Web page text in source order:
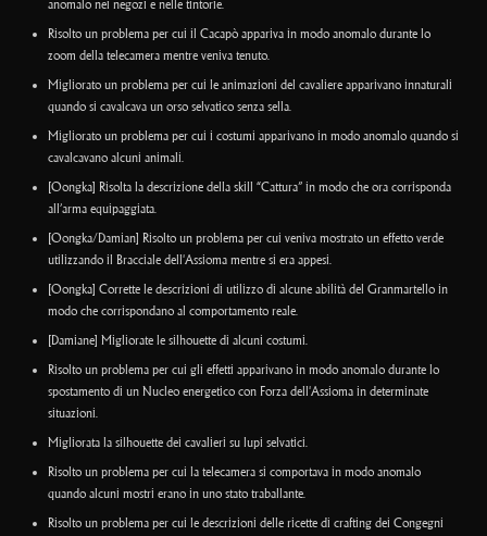
anomalo nei negozi e nelle tintorie.
Risolto un problema per cui il Cacapò appariva in modo anomalo durante lo
zoom della telecamera mentre veniva tenuto.
Migliorato un problema per cui le animazioni del cavaliere apparivano innaturali
quando si cavalcava un orso selvatico senza sella.
Migliorato un problema per cui i costumi apparivano in modo anomalo quando si
cavalcavano alcuni animali.
[Oongka] Risolta la descrizione della skill “Cattura” in modo che ora corrisponda
all’arma equipaggiata.
[Oongka/Damian] Risolto un problema per cui veniva mostrato un effetto verde
utilizzando il Bracciale dell'Assioma mentre si era appesi.
[Oongka] Corrette le descrizioni di utilizzo di alcune abilità del Granmartello in
modo che corrispondano al comportamento reale.
[Damiane] Migliorate le silhouette di alcuni costumi.
Risolto un problema per cui gli effetti apparivano in modo anomalo durante lo
spostamento di un Nucleo energetico con Forza dell'Assioma in determinate
situazioni.
Migliorata la silhouette dei cavalieri su lupi selvatici.
Risolto un problema per cui la telecamera si comportava in modo anomalo
quando alcuni mostri erano in uno stato traballante.
Risolto un problema per cui le descrizioni delle ricette di crafting dei Congegni